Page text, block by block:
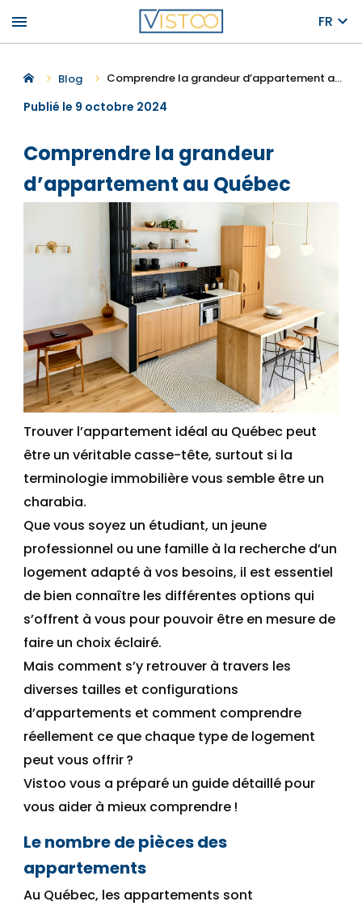
menu FR
Blog Comprendre la grandeur d’appartement au Québec
Publié le 9 octobre 2024
Comprendre la grandeur
d’appartement au Québec
Trouver l’appartement idéal au Québec peut
être un véritable casse-tête, surtout si la
terminologie immobilière vous semble être un
charabia.
Que vous soyez un étudiant, un jeune
professionnel ou une famille à la recherche d’un
logement adapté à vos besoins, il est essentiel
de bien connaître les différentes options qui
s’offrent à vous pour pouvoir être en mesure de
faire un choix éclairé.
Mais comment s’y retrouver à travers les
diverses tailles et configurations
d’appartements et comment comprendre
réellement ce que chaque type de logement
peut vous offrir?
Vistoo vous a préparé un guide détaillé pour
vous aider à mieux comprendre !
Lenombre de pièces des
appartements
Au Québec, les appartements sont